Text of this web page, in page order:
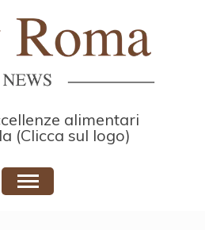
alimentari
(Clicca sul logo)